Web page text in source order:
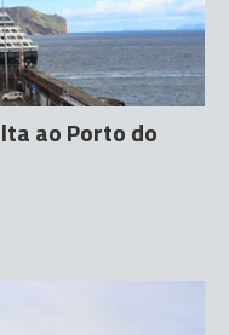
ao Porto do